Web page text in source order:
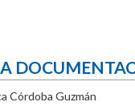
Córdoba Guzmán